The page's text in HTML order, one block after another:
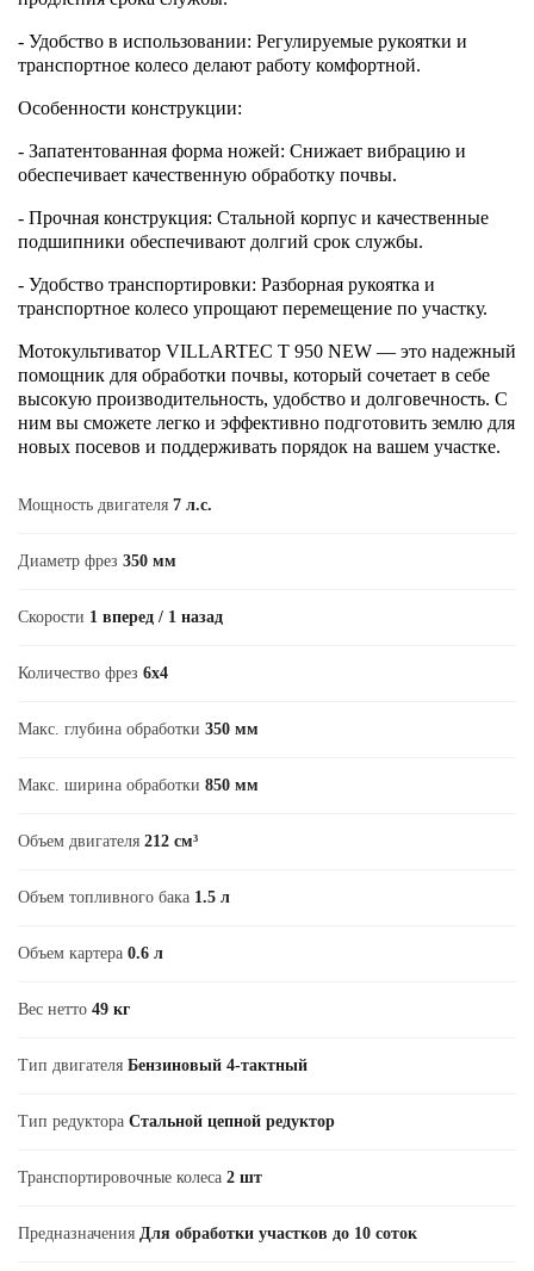
- Удобство в использовании: Регулируемые рукоятки и
транспортное колесо делают работу комфортной.
Особенности конструкции:
- Запатентованная форма ножей: Снижает вибрацию и
обеспечивает качественную обработку почвы.
- Прочная конструкция: Стальной корпус и качественные
подшипники обеспечивают долгий срок службы.
- Удобство транспортировки: Разборная рукоятка и
транспортное колесо упрощают перемещение по участку.
Мотокультиватор VILLARTEC T 950 NEW — это надежный
помощник для обработки почвы, который сочетает в себе
высокую производительность, удобство и долговечность. С
ним вы сможете легко и эффективно подготовить землю для
новых посевов и поддерживать порядок на вашем участке.
Мощность двигателя 7 л.с.
Диаметр фрез 350 мм
Скорости 1 вперед / 1 назад
Количество фрез 6х4
Макс. глубина обработки 350 мм
Макс. ширина обработки 850 мм
Объем двигателя 212 см³
Объем топливного бака 1.5 л
Объем картера 0.6 л
Вес нетто 49 кг
Тип двигателя Бензиновый 4-тактный
Тип редуктора Стальной цепной редуктор
Транспортировочные колеса 2 шт
Предназначения Для обработки участков до 10 соток